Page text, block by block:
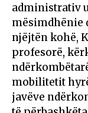
administrativ
mësimdhënie
njëjtën kohë,
profesorë,
mobilitetit
javëve